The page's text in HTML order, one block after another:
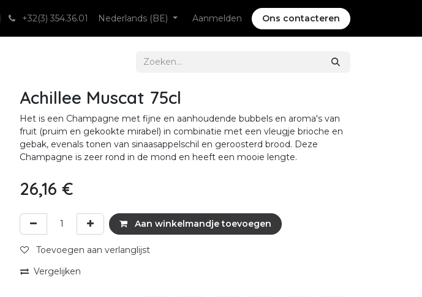
Contact+32(3) 354.36.01 Nederlands (BE) Aanmelden Ons contacteren
Achillee Muscat 75cl
Het is een Champagne met fijne en aanhoudende bubbels en aroma's van
fruit (pruim en gekookte mirabel) in combinatie met een vleugje brioche en
gebak, evenals tonen van sinaasappelschil en geroosterd brood. Deze
Champagne is zeer rond in de mond en heeft een mooie lengte.
26,16 €
Aan winkelmandje toevoegen
Toevoegen aan verlanglijst
Vergelijken